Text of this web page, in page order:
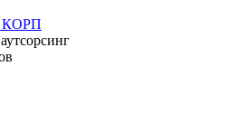
КОРП